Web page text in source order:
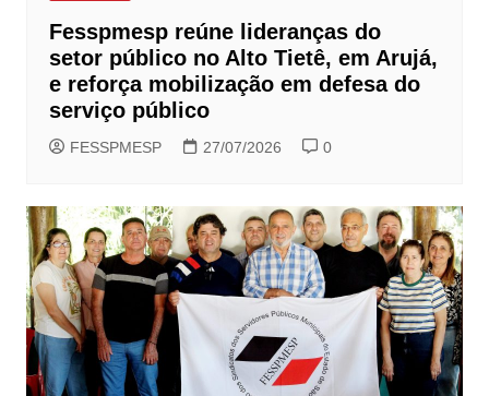
Fesspmesp reúne lideranças do
setor público no Alto Tietê, em Arujá,
e reforça mobilização em defesa do
serviço público
FESSPMESP 27/07/2026 0